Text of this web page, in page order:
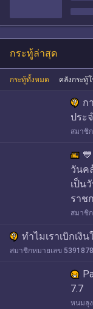
กระทู้ล่าสุด
กระทู้ทั้งหมด คลังกระทู้
ก
ประ
สมาชิ
วันค
เป็น
ราช
สมาชิ
ทำไมเราเบิกเงิ
สมาชิกหมายเลข 5391878
7.7
หนมลุง